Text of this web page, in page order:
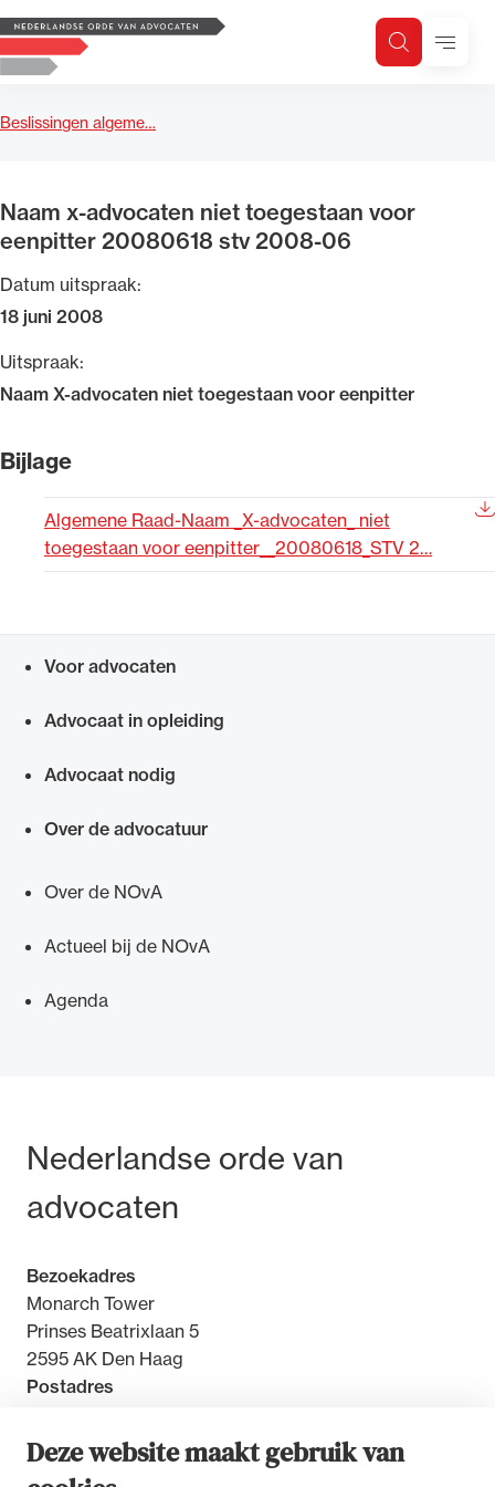
Deze website maakt gebruik van
Logo, to the homepage
ZoekenMenu
Beslissingen algeme…
Naam x-advocaten niet toegestaan voor
eenpitter 20080618 stv 2008-06
Datum uitspraak:
18 juni 2008
Uitspraak:
Naam X-advocaten niet toegestaan voor eenpitter
Bijlage
Algemene Raad-Naam _X-advocaten_ niet
toegestaan voor eenpitter__20080618_STV 2…
Voor advocaten
Advocaat in opleiding
Advocaat nodig
Over de advocatuur
Over de NOvA
Actueel bij de NOvA
Agenda
Bezoek- en postadres
Nederlandse orde van
advocaten
Bezoekadres
Monarch Tower
Prinses Beatrixlaan 5
2595 AK Den Haag
Postadres
2500 GW Den Haag
Zoeken
Zoek op trefwoord
Uitgelicht
Van de Advocatenwet tot de Verordening op
beroepsuitoefening: van de advocatenpas tot
geheimhoudernummers.